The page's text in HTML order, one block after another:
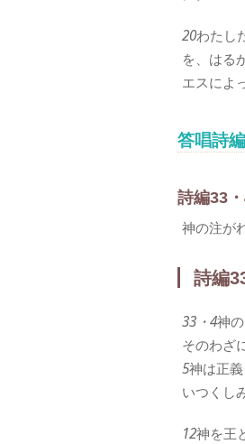
20わたし
を、はる
エスによ
答唱詩編
詩編33
神の注が
詩編
33・4神
そのわざ
5神は正義
いつくし
12神を王